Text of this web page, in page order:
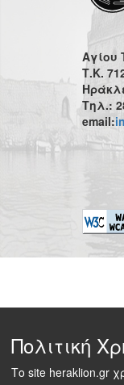
Αγίου
Τ.Κ.
Τηλ.:
email:
Πολιτική
Το site heraklion.gr